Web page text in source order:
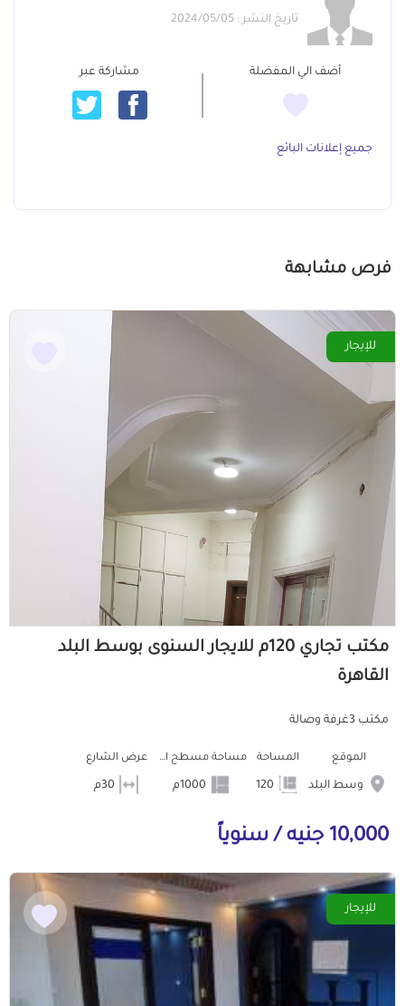
تاريخ النشر : 2024/05/05
أضف الي المفضلة مشاركة عبر
جميع إعلانات البائع
فرص مشابهة
للإيجار
مكتب تجاري 120م للايجار السنوى بوسط البلد
القاهرة
مكتب 3غرفة وصالة
الموقع
وسط البلد
المساحة مساحة مسطح البناء عرض الشارع
10,000 جنيه / سنوياً
للإيجار